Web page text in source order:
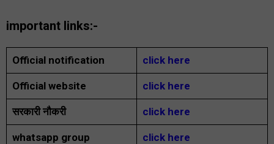
important links:-
Official notification click here
Official website click here
सरकारी नौकरी click here
whatsapp group click here